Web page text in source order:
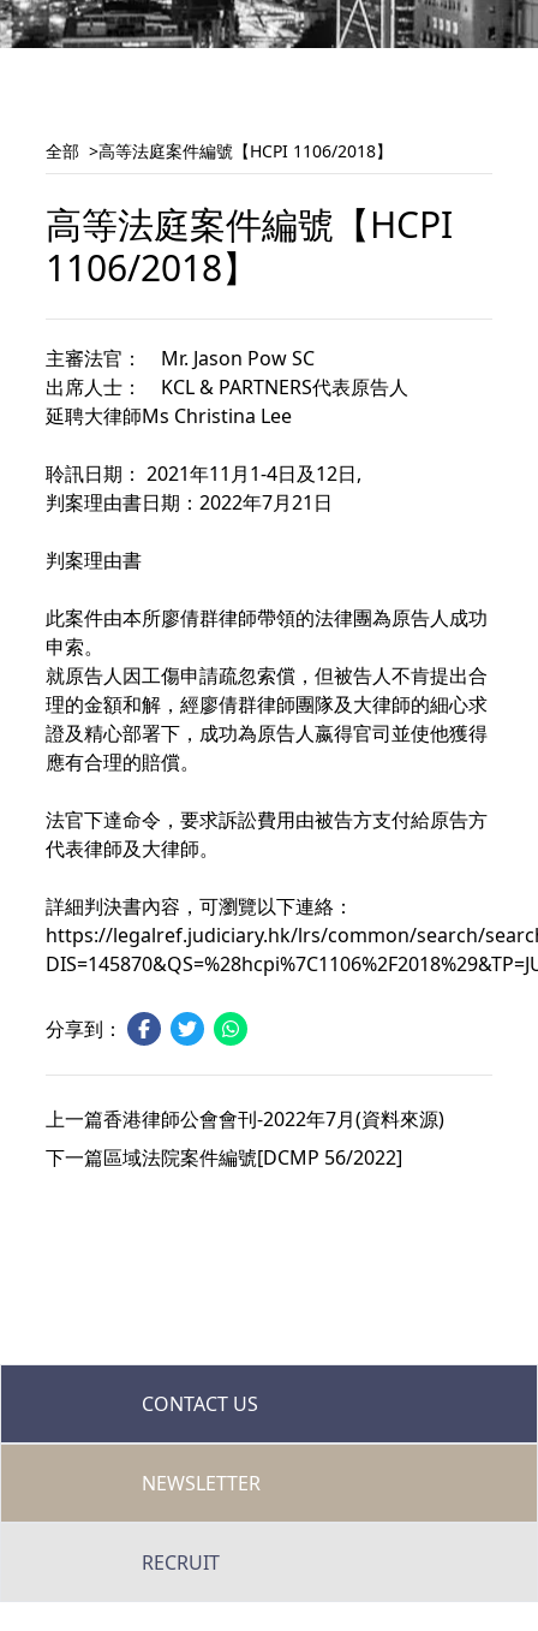
全部 高等法庭案件編號【HCPI 1106/2018】
高等法庭案件編號【HCPI
1106/2018】
主審法官： Mr. Jason Pow SC
出席人士： KCL & PARTNERS代表原告人
延聘大律師Ms Christina Lee
聆訊日期： 2021年11月1-4日及12日,
判案理由書日期：2022年7月21日
判案理由書
此案件由本所廖倩群律師帶領的法律團為原告人成功
申索。
就原告人因工傷申請疏忽索償，但被告人不肯提出合
理的金額和解，經廖倩群律師團隊及大律師的細心求
證及精心部署下，成功為原告人嬴得官司並使他獲得
應有合理的賠償。
法官下達命令，要求訴訟費用由被告方支付給原告方
代表律師及大律師。
詳細判決書內容，可瀏覽以下連絡：
https://legalref.judiciary.hk/lrs/common/search/
分享到：
上一篇香港律師公會會刊-2022年7月(資料來源)
下一篇區域法院案件編號[DCMP 56/2022]
CONTACT US
NEWSLETTER
RECRUIT